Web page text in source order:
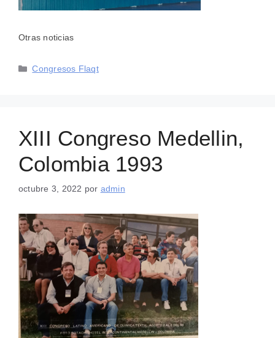
Otras noticias
Categorías
Congresos Flaqt
XIII Congreso Medellin,
Colombia 1993
octubre 3, 2022 por admin